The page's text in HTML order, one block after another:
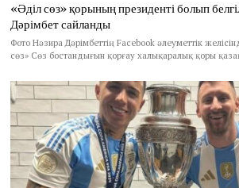
«Әділ сөз» қорының президенті болып
Дәрімбет сайланды
Фото Нәзира Дәрімбеттің Facebook әлеуметтік
сөз» Сөз бостандығын қорғау халықаралық қоры